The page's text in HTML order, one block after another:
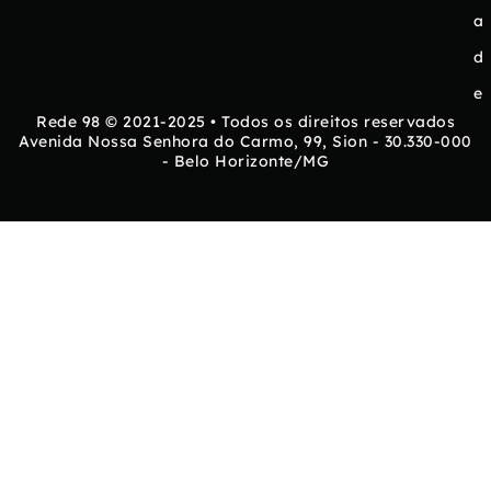
a
d
e
Rede 98 © 2021-2025 • Todos os direitos reservados
Avenida Nossa Senhora do Carmo, 99, Sion - 30.330-000
- Belo Horizonte/MG